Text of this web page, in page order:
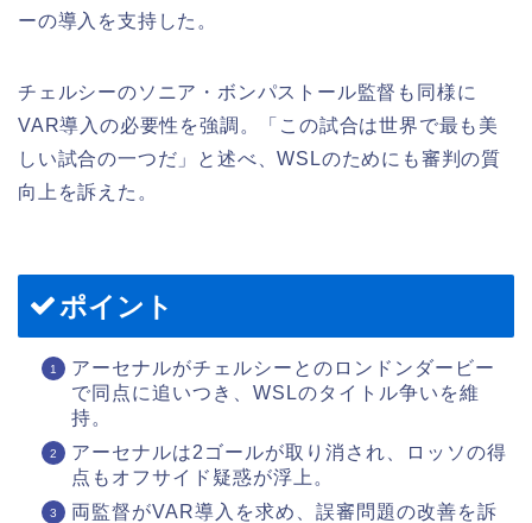
ーの導入を支持した。
チェルシーのソニア・ボンパストール監督も同様に
VAR導入の必要性を強調。「この試合は世界で最も美
しい試合の一つだ」と述べ、WSLのためにも審判の質
向上を訴えた。
ポイント
アーセナルがチェルシーとのロンドンダービー
で同点に追いつき、WSLのタイトル争いを維
持。
アーセナルは2ゴールが取り消され、ロッソの得
点もオフサイド疑惑が浮上。
両監督がVAR導入を求め、誤審問題の改善を訴